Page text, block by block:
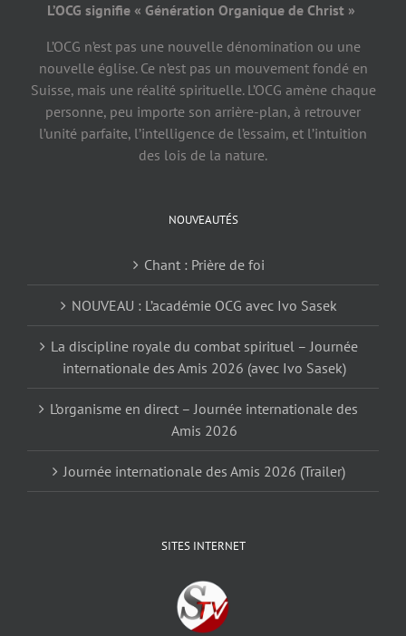
L’OCG signifie « Génération Organique de Christ »
L’OCG n’est pas une nouvelle dénomination ou une
nouvelle église. Ce n’est pas un mouvement fondé en
Suisse, mais une réalité spirituelle. L’OCG amène chaque
personne, peu importe son arrière-plan, à retrouver
l’unité parfaite, l’intelligence de l’essaim, et l’intuition
des lois de la nature.
NOUVEAUTÉS
Chant : Prière de foi
NOUVEAU : L’académie OCG avec Ivo Sasek
La discipline royale du combat spirituel – Journée
internationale des Amis 2026 (avec Ivo Sasek)
L’organisme en direct – Journée internationale des
Amis 2026
Journée internationale des Amis 2026 (Trailer)
SITES INTERNET